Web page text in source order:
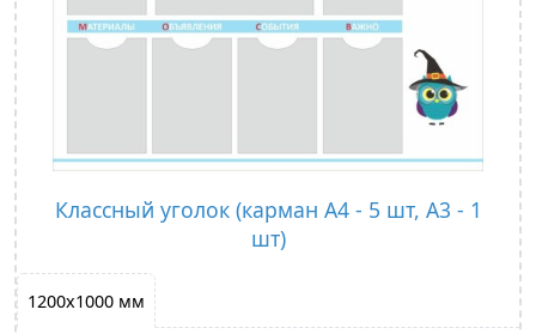
Классный уголок (карман A4 - 5 шт, А3 - 1
шт)
1200х1000 мм